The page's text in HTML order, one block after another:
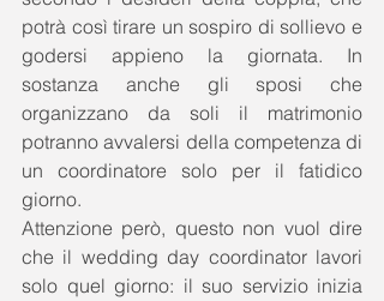
potrà così tirare un sospiro di sollievo e
godersi appieno la giornata. In
sostanza anche gli sposi che
organizzano da soli il matrimonio
potranno avvalersi della competenza di
un coordinatore solo per il fatidico
giorno.
Attenzione però, questo non vuol dire
che il wedding day coordinator lavori
solo quel giorno: il suo servizio inizia